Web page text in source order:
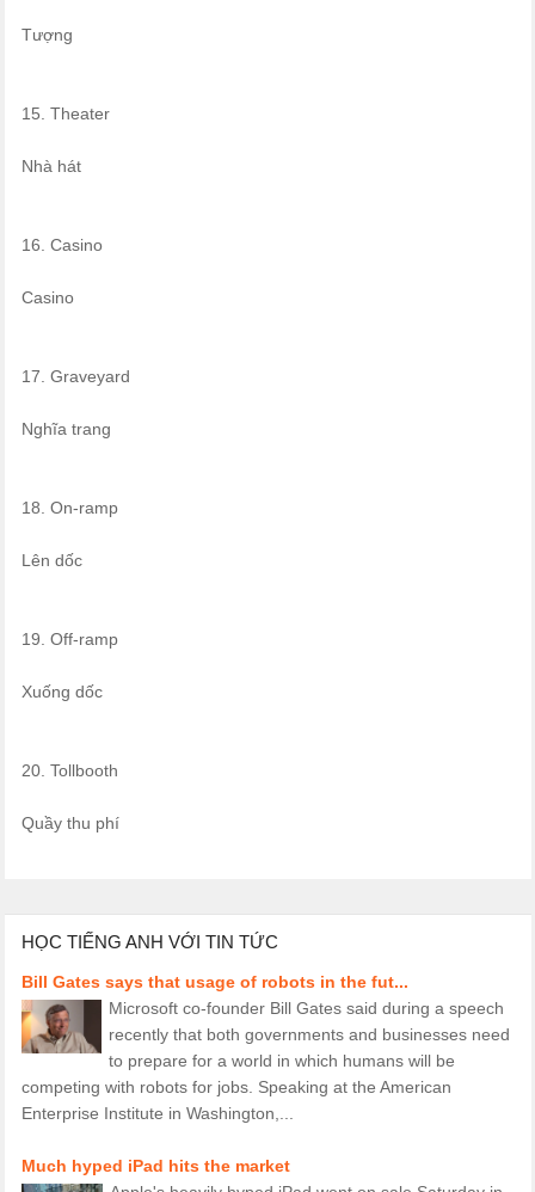
Tượng
15. Theater
Nhà hát
16. Casino
Casino
17. Graveyard
Nghĩa trang
18. On-ramp
Lên dốc
19. Off-ramp
Xuống dốc
20. Tollbooth
Quầy thu phí
HỌC TIẾNG ANH VỚI TIN TỨC
Bill Gates says that usage of robots in the fut...
Microsoft co-founder Bill Gates said during a speech
recently that both governments and businesses need
to prepare for a world in which humans will be
competing with robots for jobs. Speaking at the American
Enterprise Institute in Washington,...
Much hyped iPad hits the market